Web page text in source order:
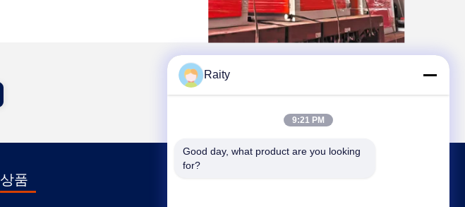
율은 전통적인 티리스터 역전력 전
기 오븐에서 발견되는 전류 교류 인
덕터를 제거했기 때문입니다. 또한,
통해 원격 모니터링이 가능합니다.
상품
Raity
9:21 PM
Good day, what product are you looking
for?